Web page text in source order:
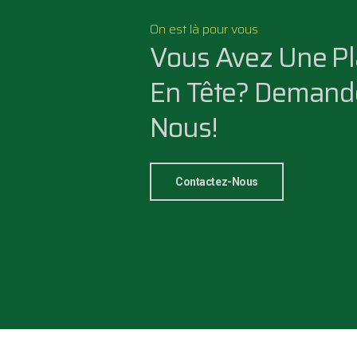
On est là pour vous
Vous Avez Une
En Tête?
Nous!
Contactez-Nous